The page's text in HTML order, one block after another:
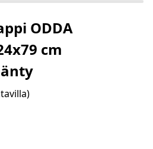
ODDA
cm